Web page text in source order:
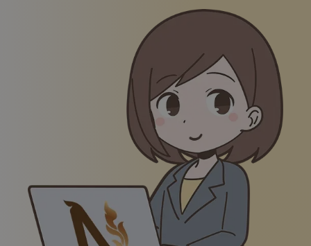
Noticias
Tienda en línea
Llámanos